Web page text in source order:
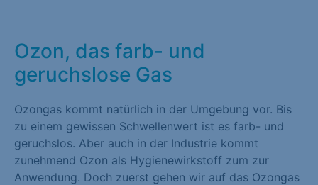
Ozon, das farb- und
geruchslose Gas
Ozongas kommt natürlich in der Umgebung vor. Bis
zu einem gewissen Schwellenwert ist es farb- und
geruchslos. Aber auch in der Industrie kommt
zunehmend Ozon als Hygienewirkstoff zum zur
Anwendung. Doch zuerst gehen wir auf das Ozongas